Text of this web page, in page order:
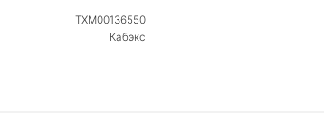
ТХМ00136550
Кабэкс